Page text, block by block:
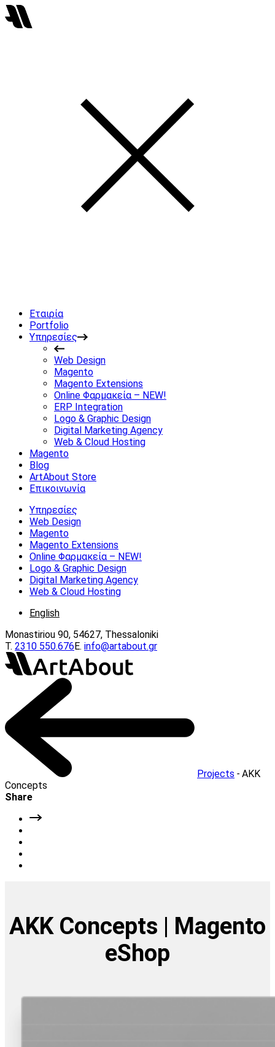
Εταιρία
Portfolio
Υπηρεσίες
Web Design
Magento
Magento Extensions
Online Φαρμακεία – NEW!
ERP Integration
Logo & Graphic Design
Digital Marketing Agency
Web & Cloud Hosting
Magento
Blog
ArtAbout Store
Επικοινωνία
Υπηρεσίες
Web Design
Magento
Magento Extensions
Online Φαρμακεία – ΝEW!
Logo & Graphic Design
Digital Marketing Agency
Web & Cloud Hosting
English
Monastiriou 90, 54627, Thessaloniki
Τ. 2310 550.676E. info@artabout.gr
Projects - AKK
Concepts
Share
ΑΚΚ Concepts | Magento
eShop